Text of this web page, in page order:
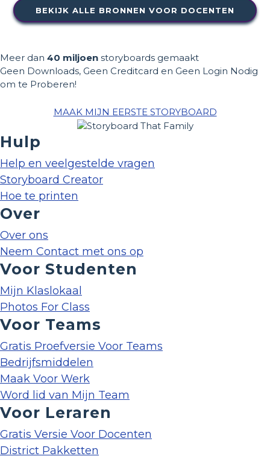
BEKIJK ALLE BRONNEN VOOR DOCENTEN
Meer dan 40 miljoen storyboards gemaakt
Geen Downloads, Geen Creditcard en Geen Login Nodig
om te Proberen!
MAAK MIJN EERSTE STORYBOARD
Hulp
Help en veelgestelde vragen
Storyboard Creator
Hoe te printen
Over
Over ons
Neem Contact met ons op
Voor Studenten
Mijn Klaslokaal
Photos For Class
Voor Teams
Gratis Proefversie Voor Teams
Bedrijfsmiddelen
Maak Voor Werk
Word lid van Mijn Team
Voor Leraren
Gratis Versie Voor Docenten
District Pakketten